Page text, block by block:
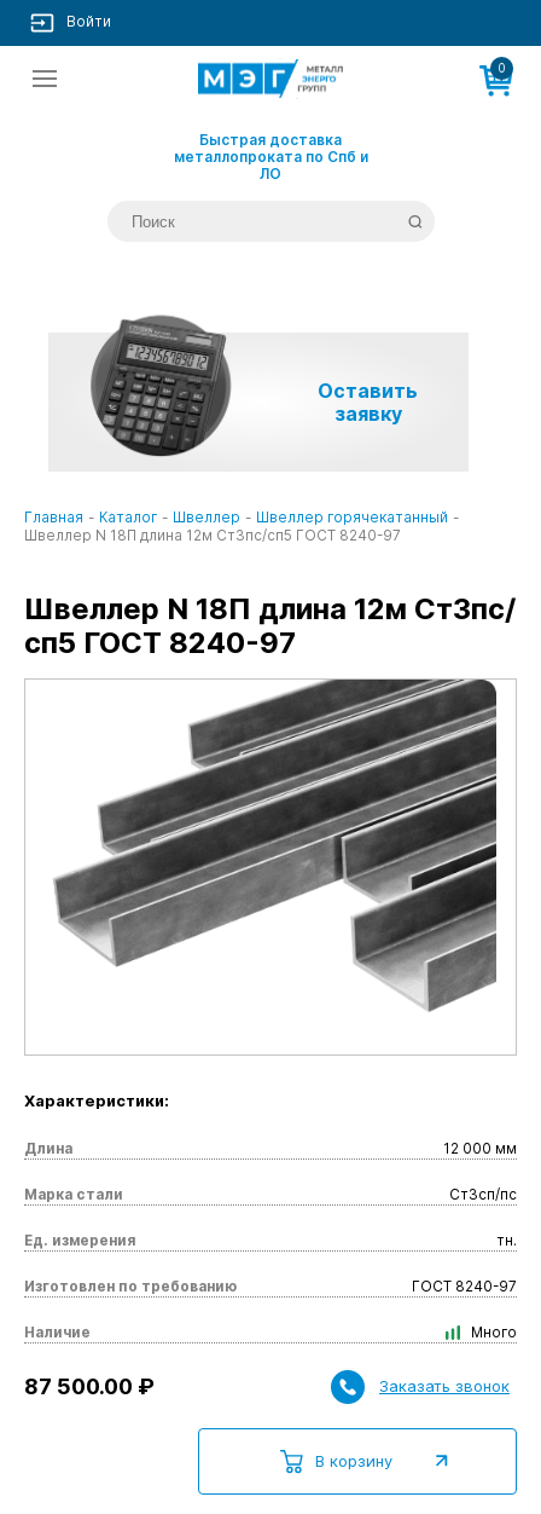
Войти
Быстрая доставка
металлопроката по Спб и
ЛО
Оставить
заявку
0
Главная - Каталог - Швеллер - Швеллер горячекатанный -
Швеллер N 18П длина 12м Ст3пс/сп5 ГОСТ 8240-97
Швеллер N 18П длина 12м Ст3пс/
сп5 ГОСТ 8240-97
Характеристики:
Длина 12 000 мм
Марка стали Ст3сп/пс
Ед. измерения тн.
Изготовлен по требованию ГОСТ 8240-97
Наличие Много
В корзину
87 500.00 ₽ Заказать звонок